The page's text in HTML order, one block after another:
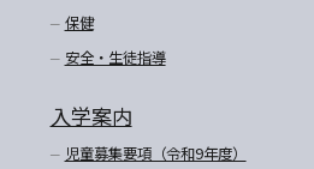
保健
安全・生徒指導
入学案内
児童募集要項（令和9年度）